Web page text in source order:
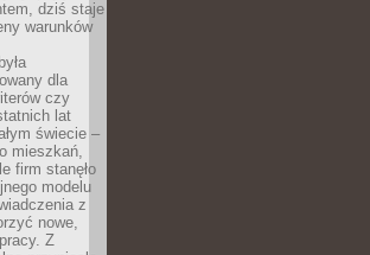
dziś staje
warunków
dla
czy
lat
świecie –
mieszkań,
firm stanęło
modelu
z
nowe,
Z